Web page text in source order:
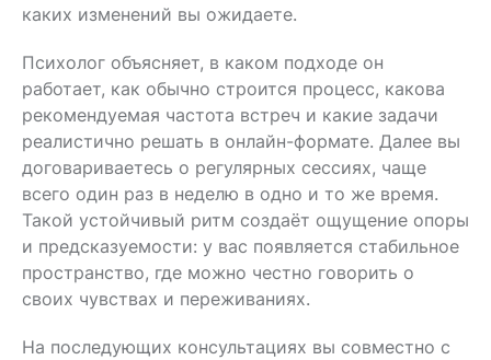
каких изменений вы ожидаете.
Психолог объясняет, в каком подходе он
работает, как обычно строится процесс, какова
рекомендуемая частота встреч и какие задачи
реалистично решать в онлайн-формате. Далее вы
договариваетесь о регулярных сессиях, чаще
всего один раз в неделю в одно и то же время.
Такой устойчивый ритм создаёт ощущение опоры
и предсказуемости: у вас появляется стабильное
пространство, где можно честно говорить о
своих чувствах и переживаниях.
На последующих консультациях вы совместно с